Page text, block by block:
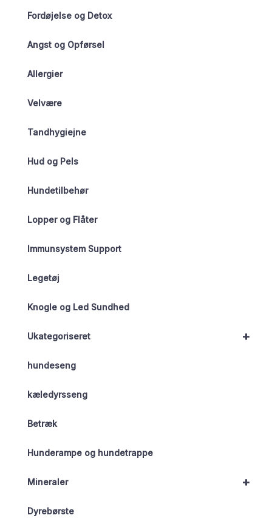
Fordøjelse og Detox
Angst og Opførsel
Allergier
Velvære
Tandhygiejne
Hud og Pels
Hundetilbehør
Lopper og Flåter
Immunsystem Support
Legetøj
Knogle og Led Sundhed
+
Ukategoriseret
hundeseng
kæledyrsseng
Betræk
Hunderampe og hundetrappe
+
Mineraler
Dyrebørste